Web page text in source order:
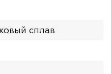
сплав